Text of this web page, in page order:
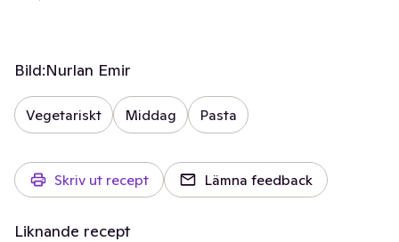
Bild:Nurlan Emir
Vegetariskt Middag Pasta
Skriv ut recept Lämna feedback
Liknande recept